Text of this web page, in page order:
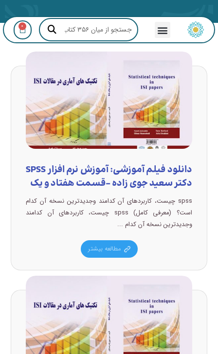
0
دانلود فیلم آموزشی: آموزش نرم افزار SPSS
دکتر سعید جوی زاده –قسمت هفتاد و یک
spss چیست، کاربردهای آن کدامند وجدیدترین نسخه آن کدام
است؟ (معرفی کامل) spss چیست، کاربردهای آن کدامند
وجدیدترین نسخه آن کدام ...
مطالعه بیشتر